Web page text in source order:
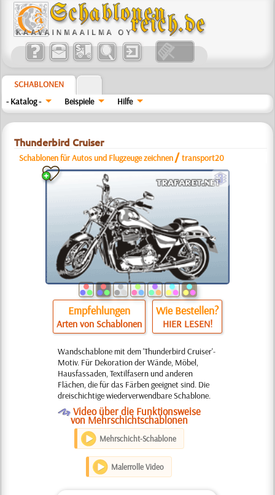
SCHABLONEN
- Katalog -
Beispiele Hilfe
Thunderbird Cruiser
Schablonen für Autos und Flugzeuge zeichnen /transport20
c
Empfehlungen
Arten von Schablonen
Wie Bestellen?
HIER LESEN!
Wandschablone mit dem 'Thunderbird Cruiser'-
Motiv. Für Dekoration der Wände, Möbel,
Hausfassaden, Textilfasern und anderen
Flächen, die für das Färben geeignet sind. Die
dreischichtige wiederverwendbare Schablone.
O Video über die Funktionsweise
von Mehrschichtschablonen
Mehrschicht-Schablone
Malerrolle Video